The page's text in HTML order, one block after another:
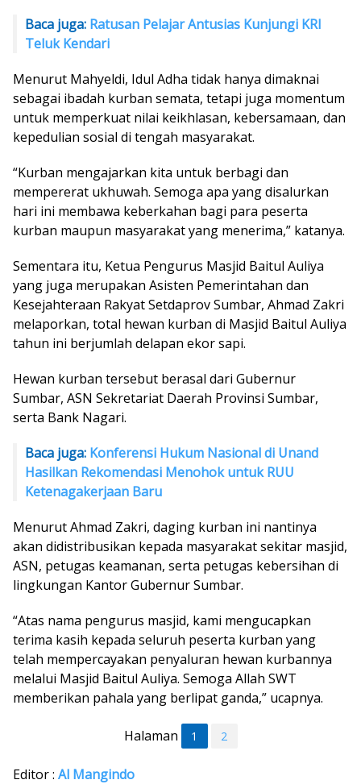
Baca juga: Ratusan Pelajar Antusias Kunjungi KRI
Teluk Kendari
Menurut Mahyeldi, Idul Adha tidak hanya dimaknai
sebagai ibadah kurban semata, tetapi juga momentum
untuk memperkuat nilai keikhlasan, kebersamaan, dan
kepedulian sosial di tengah masyarakat.
“Kurban mengajarkan kita untuk berbagi dan
mempererat ukhuwah. Semoga apa yang disalurkan
hari ini membawa keberkahan bagi para peserta
kurban maupun masyarakat yang menerima,” katanya.
Sementara itu, Ketua Pengurus Masjid Baitul Auliya
yang juga merupakan Asisten Pemerintahan dan
Kesejahteraan Rakyat Setdaprov Sumbar, Ahmad Zakri
melaporkan, total hewan kurban di Masjid Baitul Auliya
tahun ini berjumlah delapan ekor sapi.
Hewan kurban tersebut berasal dari Gubernur
Sumbar, ASN Sekretariat Daerah Provinsi Sumbar,
serta Bank Nagari.
Baca juga: Konferensi Hukum Nasional di Unand
Hasilkan Rekomendasi Menohok untuk RUU
Ketenagakerjaan Baru
Menurut Ahmad Zakri, daging kurban ini nantinya
akan didistribusikan kepada masyarakat sekitar masjid,
ASN, petugas keamanan, serta petugas kebersihan di
lingkungan Kantor Gubernur Sumbar.
“Atas nama pengurus masjid, kami mengucapkan
terima kasih kepada seluruh peserta kurban yang
telah mempercayakan penyaluran hewan kurbannya
melalui Masjid Baitul Auliya. Semoga Allah SWT
memberikan pahala yang berlipat ganda,” ucapnya.
Halaman 1 2
Editor : Al Mangindo